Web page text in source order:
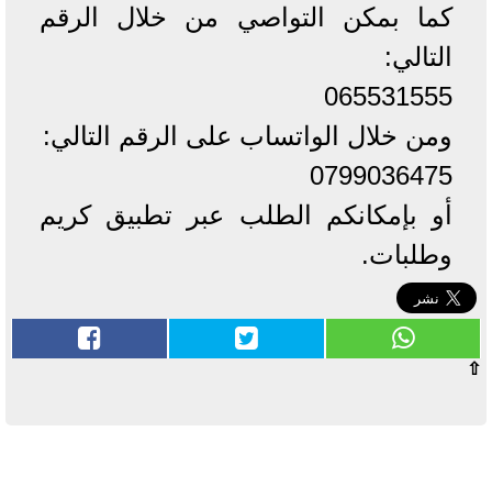
كما بمكن التواصي من خلال الرقم
التالي:
065531555
0799036475
‏‎أو بإمكانكم الطلب عبر تطبيق كريم
وطلبات.
⇧